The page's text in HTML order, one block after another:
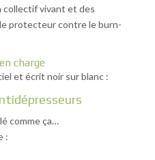
collectif vivant et des
protecteur contre le burn-
charge
et écrit noir sur blanc :
comme ça…
: